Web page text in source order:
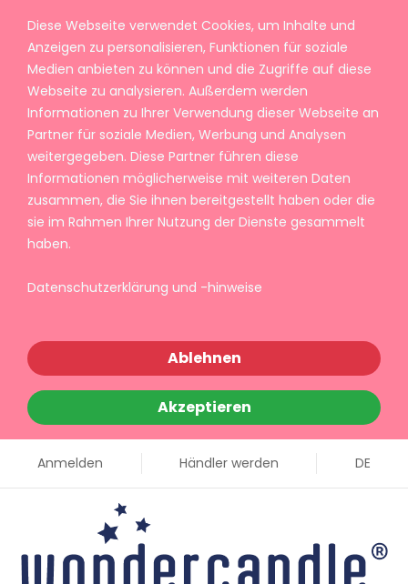
Diese Webseite verwendet Cookies, um Inhalte und
Anzeigen zu personalisieren, Funktionen für soziale
Medien anbieten zu können und die Zugriffe auf diese
Webseite zu analysieren. Außerdem werden
Informationen zu Ihrer Verwendung dieser Webseite an
Partner für soziale Medien, Werbung und Analysen
weitergegeben. Diese Partner führen diese
Informationen möglicherweise mit weiteren Daten
zusammen, die Sie ihnen bereitgestellt haben oder die
sie im Rahmen Ihrer Nutzung der Dienste gesammelt
haben.
Datenschutzerklärung und -hinweise
Ablehnen
Akzeptieren
Anmelden Händler werden DE